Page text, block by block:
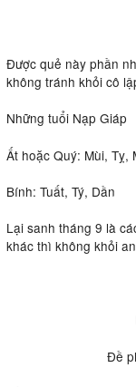
Được quẻ này phần
không tránh khỏi cô
Những tuổi Nạp Giáp
Ất hoặc Quý: Mùi, Tỵ,
Bính: Tuất, Tý, Dần
Lại sanh tháng 9 là
khác thì không khỏi
Đề